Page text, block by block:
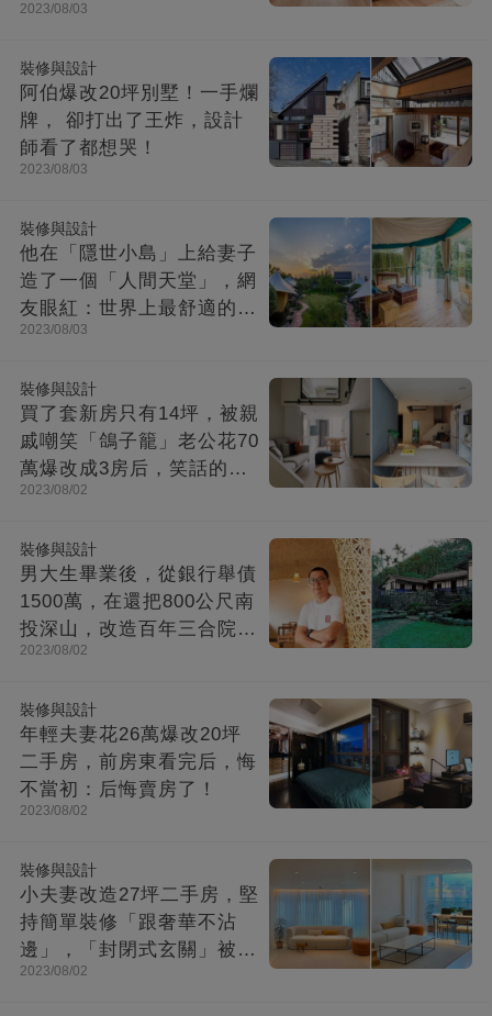
2023/08/03
裝修與設計
阿伯爆改20坪別墅！一手爛
牌， 卻打出了王炸，設計
師看了都想哭！
2023/08/03
裝修與設計
他在「隱世小島」上給妻子
造了一個「人間天堂」，網
友眼紅：世界上最舒適的時
光都在這里
2023/08/03
裝修與設計
買了套新房只有14坪，被親
戚嘲笑「鴿子籠」老公花70
萬爆改成3房后，笑話的親
戚不吭聲了
2023/08/02
裝修與設計
男大生畢業後，從銀行舉債
1500萬，在還把800公尺南
投深山，改造百年三合院，
成「台灣最美民宿」!
2023/08/02
裝修與設計
年輕夫妻花26萬爆改20坪
二手房，前房東看完后，悔
不當初：后悔賣房了！
2023/08/02
裝修與設計
小夫妻改造27坪二手房，堅
持簡單裝修「跟奢華不沾
邊」，「封閉式玄關」被贊
爆：這就是夢想中的家！
2023/08/02